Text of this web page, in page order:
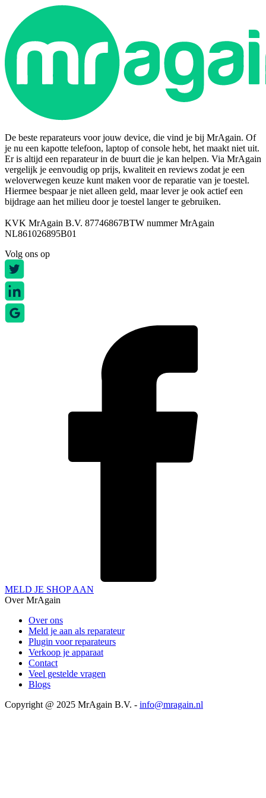
De beste reparateurs voor jouw device, die vind je bij MrAgain. Of
je nu een kapotte telefoon, laptop of console hebt, het maakt niet uit.
Er is altijd een reparateur in de buurt die je kan helpen. Via MrAgain
vergelijk je eenvoudig op prijs, kwaliteit en reviews zodat je een
weloverwegen keuze kunt maken voor de reparatie van je toestel.
Hiermee bespaar je niet alleen geld, maar lever je ook actief een
bijdrage aan het milieu door je toestel langer te gebruiken.
KVK MrAgain B.V. 87746867BTW nummer MrAgain
NL861026895B01
Volg ons op
MELD JE SHOP AAN
Over MrAgain
Over ons
Meld je aan als reparateur
Plugin voor reparateurs
Verkoop je apparaat
Contact
Veel gestelde vragen
Blogs
Copyright @ 2025 MrAgain B.V. - info@mragain.nl